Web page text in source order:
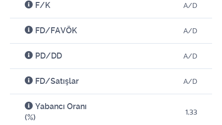
F/K A/D
FD/FAVÖK A/D
PD/DD A/D
FD/Satışlar A/D
Yabancı Oranı
(%)
1,33